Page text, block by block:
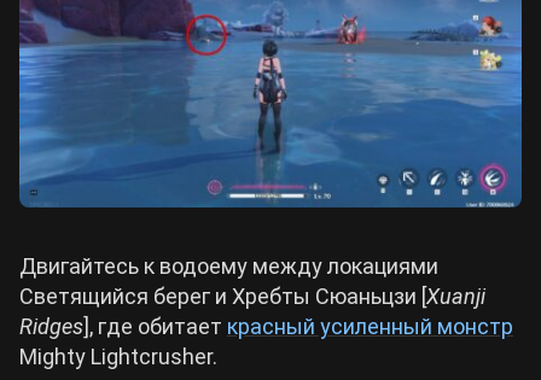
Двигайтесь к водоему между локациями
Светящийся берег и Хребты Сюаньцзи [Xuanji
Ridges], где обитает красный усиленный монстр
Mighty Lightcrusher.